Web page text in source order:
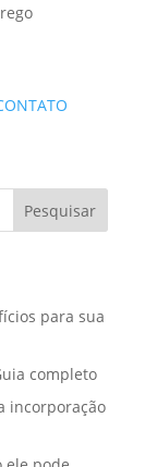
Pesquisar
para sua
completo
incorporação